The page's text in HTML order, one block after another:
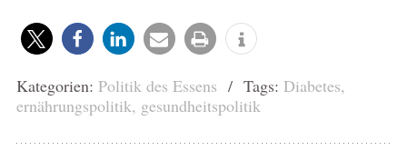
Kategorien: Politik des Essens / Tags: Diabetes,
ernährungspolitik, gesundheitspolitik